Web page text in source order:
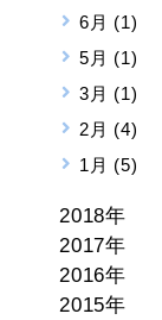
6月 (1)
5月 (1)
3月 (1)
2月 (4)
1月 (5)
2018年
2017年
2016年
2015年